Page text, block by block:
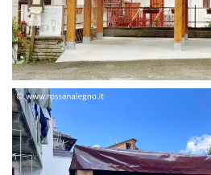
STRUTTURA DUE FALDE